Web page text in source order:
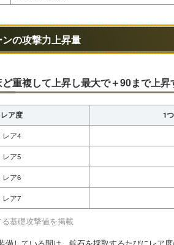
の攻撃力上昇量
重複して上昇し最大で＋90まで上昇
レア度 1
レア4
レア5
レア6
レア7
基礎攻撃値を掲載